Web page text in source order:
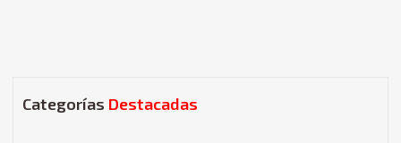
Categorías Destacadas